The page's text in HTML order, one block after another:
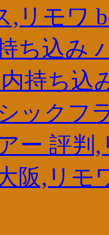
,リモワ
ち込み
持ち込
ックフ
ー 評判
阪,リモ